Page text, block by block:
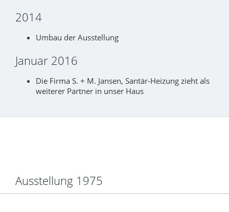
2014
Umbau der Ausstellung
Januar 2016
Die Firma S. + M. Jansen, Santär-Heizung zieht als
weiterer Partner in unser Haus
Ausstellung 1975